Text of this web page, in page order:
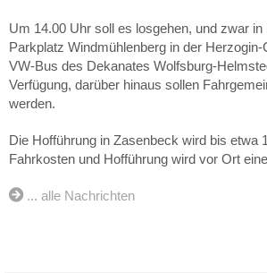
Um 14.00 Uhr soll es losgehen, und zwar in
Parkplatz Windmühlenberg in der
VW-Bus des Dekanates Wolfsburg-
Verfügung, darüber hinaus sollen
werden.
Die Hofführung in Zasenbeck wird bis etwa
Fahrkosten und Hofführung wird vor Ort
... alle Nachrichten